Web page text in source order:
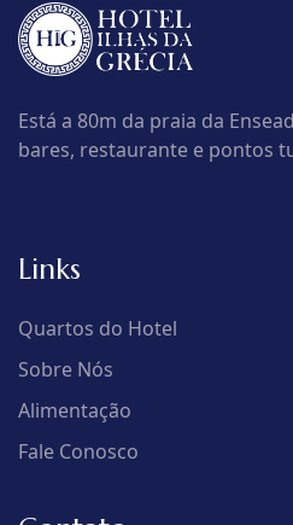
Está a 80m da praia da
bares, restaurante e pontos
Links
Quartos do Hotel
Sobre Nós
Alimentação
Fale Conosco